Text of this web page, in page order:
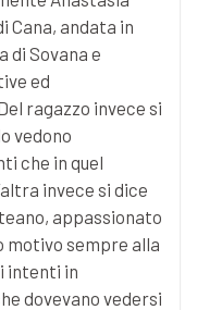
Cana, andata in
di Sovana e
ed
ragazzo invece si
vedono
che in quel
invece si dice
appassionato
motivo sempre alla
intenti in
dovevano vedersi